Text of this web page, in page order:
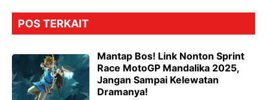
POS TERKAIT
Mantap Bos! Link Nonton Sprint
Race MotoGP Mandalika 2025,
Jangan Sampai Kelewatan
Dramanya!